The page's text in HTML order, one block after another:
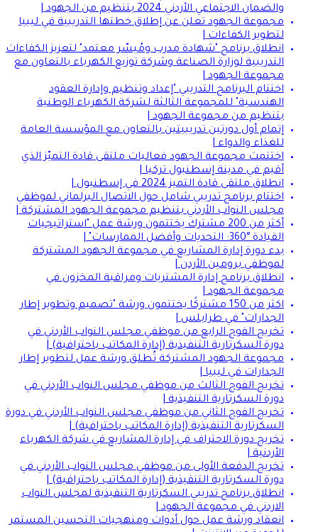
والضمان الاجتماعي الأردني 2024 بتنظيم من الجهود |
مجموعة الجهود تعلن عن إطلاق خطتها التدريبية في ليبيا
لتطوير الكفاءات |
انطلاق برنامج "شهادة مدرب ومُيسّر معتمد" لتعزيز الكفاءات
التدريبية لوزارة الصناعة وشركة توزيع الكهرباء بالتعاون مع
مجموعة الجهود |
اختتام البرنامج التدريبي "إعداد وتنظيم وإدارة العقود
الهندسية" للمجموعة الثالثة لشركة الكهرباء الوطنية
بتنظيم من مجموعة الجهود |
إتمام أول دورتين تدريبيتين بالتعاون مع المؤسسة العامة
للغذاء والدواء |
اختتمت مجموعة الجهود فعاليات ملتقى قادة التميّز الذي
أقيم في مدينة إسطنبول تركيا |
انطلاق ملتقى قادة التميز 2024 في إسطنبول |
اختتام برنامج تدريبي شامل حول الاتصال البرلماني لموظفي
مجلس النواب الأردني بتنظيم مجموعة الجهود المشتركة |
أكثر من 200 مشترك يختتمون ورشة عمل "استراتيجيات
القيادة °360: التحديات وأفضل الممارسات" |
بدء دورة إدارة المشاريع في مجموعة الجهود المشتركة
لموظفي برومين الأردن |
انطلاق برنامج إدارة المشتريات ومراقبة المخزون في
مجموعة الجهود |
اكثر من 150 مشتركًا يختتمون ورشة "تصميم وتطوير إطار
الجدارات" في طرابلس |
تخريج الفوج الرابع من موظفي مجلس النواب الأردني في
دورة السكرتارية التنفيذية (إدارة المكاتب باحترافية) |
مجموعة الجهود المشتركة تُطلق ورشة عمل لتطوير إطار
الجدارات في ليبيا |
تخريج الفوج الثالث من موظفي مجلس النواب الأردني في
دورة السكرتارية التنفيذية |
تخريج الفوج الثاني من موظفي مجلس النواب الأردني في دورة
السكرتارية التنفيذية (إدارة المكاتب باحترافية) |
تخريج دورة الاحتراف في إدارة المشاريع في شركة الكهرباء
الأردنية |
تخريج الدفعة الأولى من موظفي مجلس النواب الأردني في
دورة السكرتارية التنفيذية (إدارة المكاتب باحترافية) |
انطلاق برنامج تدريبي السكرتارية التنفيذية لمجلس النواب
الاردني في مجموعة الجهود |
انعقاد ورشة عمل حول أدوات ومنهجيات التحسين المستمر